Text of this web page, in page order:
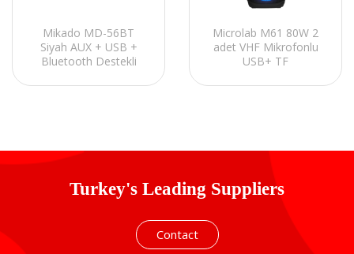
Mikado MD-56BT
Siyah AUX + USB +
Bluetooth Destekli
Taşınabilir Speaker
Microlab M61 80W 2
adet VHF Mikrofonlu
USB+ TF
Destekli Siyah
Turkey's Leading Suppliers
Contact